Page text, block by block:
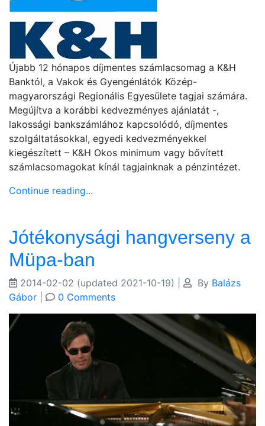
Újabb 12 hónapos díjmentes számlacsomag a K&H
Banktól, a Vakok és Gyengénlátók Közép-
magyarországi Regionális Egyesülete tagjai számára.
Megújítva a korábbi kedvezményes ajánlatát -,
lakossági bankszámlához kapcsolódó, díjmentes
szolgáltatásokkal, egyedi kedvezményekkel
kiegészített – K&H Okos minimum vagy bővített
számlacsomagokat kínál tagjainknak a pénzintézet.
Continue reading...
Jótékonysági hangverseny a
Müpa-ban
2014-02-02 (updated 2021-10-19) By Balázs
Gábor
0 Comments